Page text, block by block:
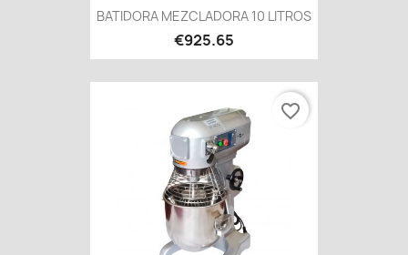
BATIDORA MEZCLADORA 10 LITROS
€925.65
favorite_border